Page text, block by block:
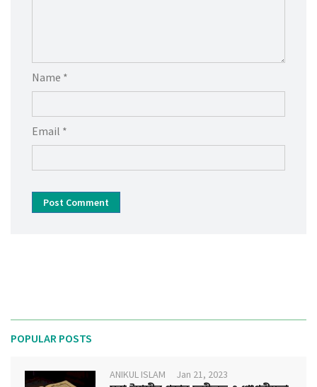
Name *
Email *
Post Comment
POPULAR POSTS
ANIKUL ISLAM Jan 21, 2023